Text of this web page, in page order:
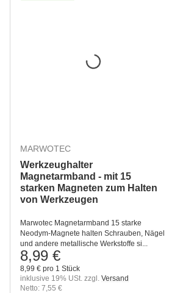
MARWOTEC
Werkzeughalter
Magnetarmband - mit 15
starken Magneten zum Halten
von Werkzeugen
Marwotec Magnetarmband 15 starke
Neodym-Magnete halten Schrauben, Nägel
und andere metallische Werkstoffe si...
8,99 €
8,99 € pro 1 Stück
inklusive 19% USt. zzgl. Versand
Netto: 7,55 €